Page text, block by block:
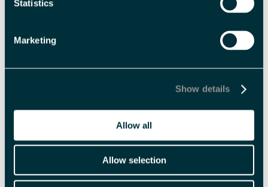
Statistics
Marketing
Show details
Allow all
Allow selection
Beslektet